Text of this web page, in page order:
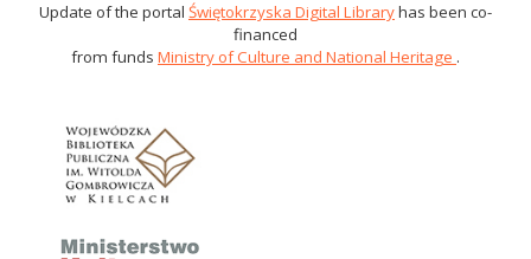
Update of the portal Świętokrzyska Digital Libraryhas been co-
financed
from funds Ministry of Culture and National Heritage .